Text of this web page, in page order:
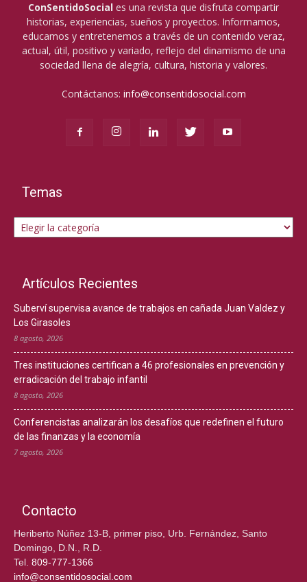
ConSentidoSocial es una revista que disfruta compartir
historias, experiencias, sueños y proyectos. Informamos,
educamos y entretenemos a través de un contenido veraz,
actual, útil, positivo y variado, reflejo del dinamismo de una
sociedad llena de alegría, cultura, historia y valores.
Contáctanos: info@consentidosocial.com
Temas
Temas
Artículos Recientes
Suberví supervisa avance de trabajos en cañada Juan Valdez y
Los Girasoles
8 agosto, 2026
Tres instituciones certifican a 46 profesionales en prevención y
erradicación del trabajo infantil
8 agosto, 2026
Conferencistas analizarán los desafíos que redefinen el futuro
de las finanzas y la economía
7 agosto, 2026
Contacto
Heriberto Núñez 13-B, primer piso, Urb. Fernández, Santo
Domingo, D.N., R.D.
Tel. 809-777-1366
info@consentidosocial.com